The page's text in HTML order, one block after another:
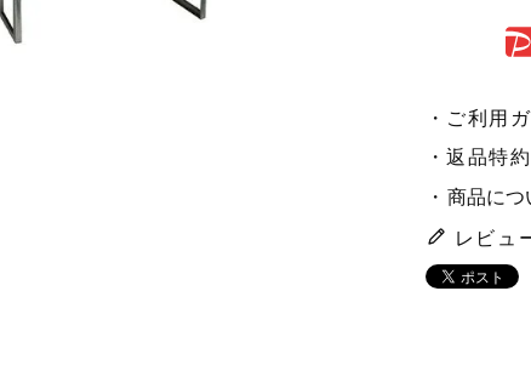
ご利用
返品特
商品に
レビュ